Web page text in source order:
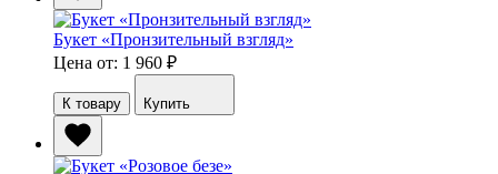
Букет «Пронзительный взгляд»
Цена от: 1 960 ₽
К товару Купить